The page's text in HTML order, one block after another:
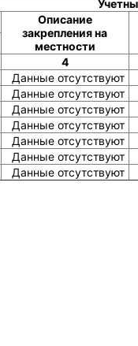
Описание
закрепления на
местности
4
Данные отсутствуют
Данные отсутствуют
Данные отсутствуют
Данные отсутствуют
Данные отсутствуют
Данные отсутствуют
Данные отсутствуют